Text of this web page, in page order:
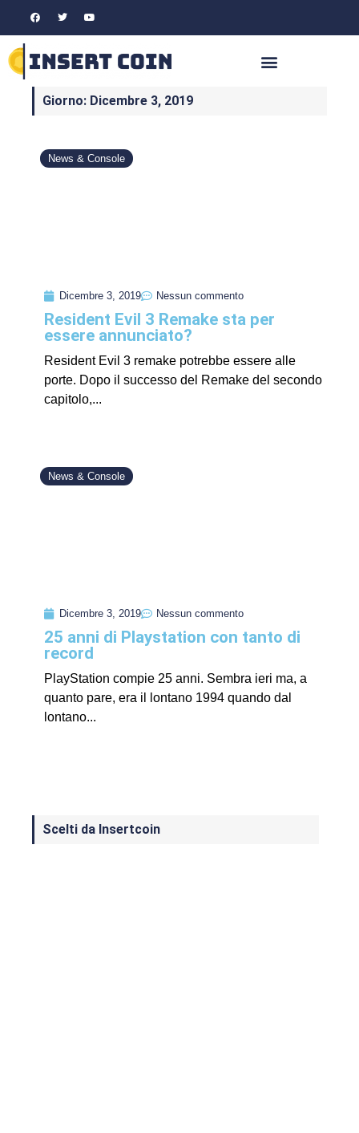
Giorno: Dicembre 3, 2019
News & Console
Dicembre 3, 2019 Nessun commento
Resident Evil 3 Remake sta per
essere annunciato?
Resident Evil 3 remake potrebbe essere alle
porte. Dopo il successo del Remake del secondo
capitolo,...
News & Console
Dicembre 3, 2019 Nessun commento
25 anni di Playstation con tanto di
record
PlayStation compie 25 anni. Sembra ieri ma, a
quanto pare, era il lontano 1994 quando dal
lontano...
Scelti da Insertcoin